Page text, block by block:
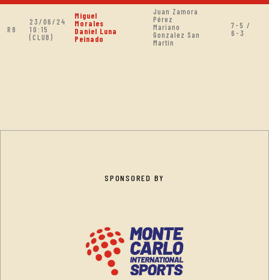
R8
23/06/24
10:15
(CLUB)
Miguel
Morales
Daniel Luna
Peinado
Juan Zamora
Pérez
Mariano
Gonzalez San
Martín
7-5 /
6-3
SPONSORED BY